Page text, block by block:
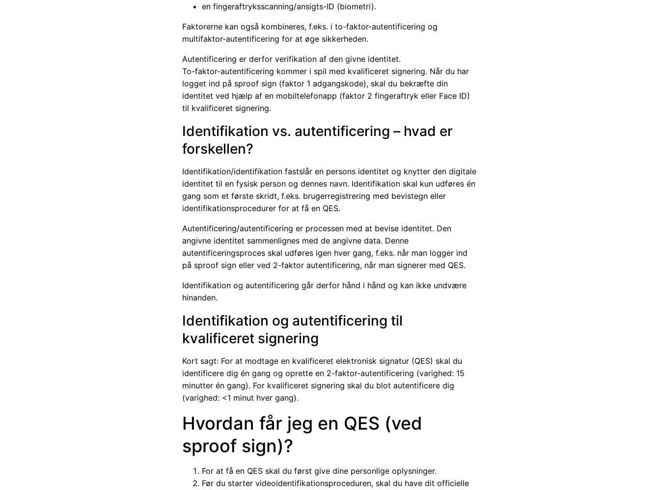
en fingeraftryksscanning/ansigts-ID (biometri).
Faktorerne kan også kombineres, f.eks. i to-faktor-autentificering og
multifaktor-autentificering for at øge sikkerheden.
Autentificering er derfor verifikation af den givne identitet.
To-faktor-autentificering kommer i spil med kvalificeret signering. Når du har
logget ind på sproof sign (faktor 1 adgangskode), skal du bekræfte din
identitet ved hjælp af en mobiltelefonapp (faktor 2 fingeraftryk eller Face ID)
til kvalificeret signering.
Identifikation vs. autentificering – hvad er
forskellen?
Identifikation/identifikation fastslår en persons identitet og knytter den digitale
identitet til en fysisk person og dennes navn. Identifikation skal kun udføres én
gang som et første skridt, f.eks. brugerregistrering med bevistegn eller
identifikationsprocedurer for at få en QES.
Autentificering/autentificering er processen med at bevise identitet. Den
angivne identitet sammenlignes med de angivne data. Denne
autentificeringsproces skal udføres igen hver gang, f.eks. når man logger ind
på sproof sign eller ved 2-faktor autentificering, når man signerer med QES.
Identifikation og autentificering går derfor hånd i hånd og kan ikke undvære
hinanden.
Identifikation og autentificering til
kvalificeret signering
Kort sagt: For at modtage en kvalificeret elektronisk signatur (QES) skal du
identificere dig én gang og oprette en 2-faktor-autentificering (varighed: 15
minutter én gang). For kvalificeret signering skal du blot autentificere dig
(varighed: <1 minut hver gang).
Hvordan får jeg en QES (ved
sproof sign)?
For at få en QES skal du først give dine personlige oplysninger.
Før du starter videoidentifikationsproceduren, skal du have dit officielle